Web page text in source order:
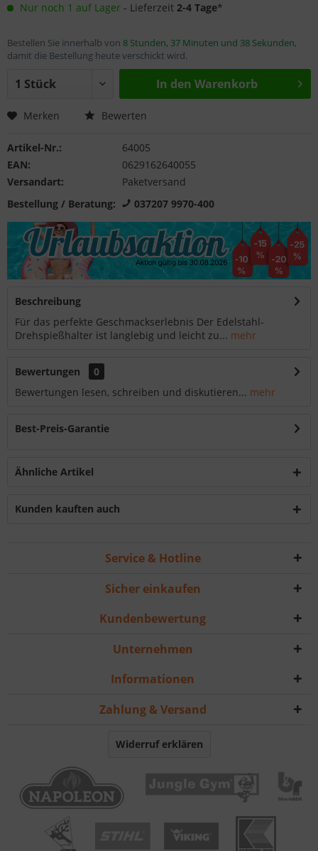
Nur noch 1 auf Lager - Lieferzeit 2-4 Tage*
Bestellen Sie innerhalb von 8 Stunden, 37 Minuten und 38 Sekunden,
damit die Bestellung heute verschickt wird.
In den Warenkorb
Merken Bewerten
Artikel-Nr.:
64005
EAN:
0629162640055
Versandart:
Paketversand
Bestellung / Beratung:
037207 9970-400
Beschreibung
Für das perfekte Geschmackserlebnis Der Edelstahl-
Drehspießhalter ist langlebig und leicht zu... mehr
Bewertungen
0
Bewertungen lesen, schreiben und diskutieren... mehr
Best-Preis-Garantie
Ähnliche Artikel
Kunden kauften auch
Service & Hotline
Sicher einkaufen
Kundenbewertung
Unternehmen
Informationen
Zahlung & Versand
Widerruf erklären